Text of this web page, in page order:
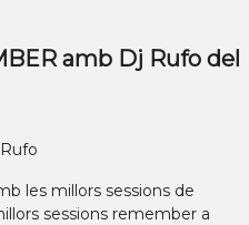
amb Dj Rufo del
les millors sessions de
sessions remember a